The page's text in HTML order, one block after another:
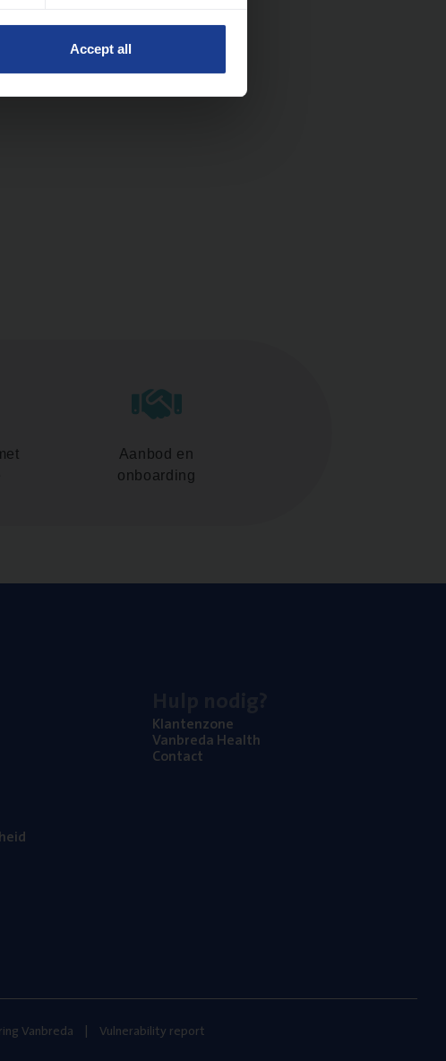
Accept all
Aanbod en
onboarding
Klan­ten­zo­ne
Van­b­re­da Health
Con­tact
Vanbreda Vulnerability report